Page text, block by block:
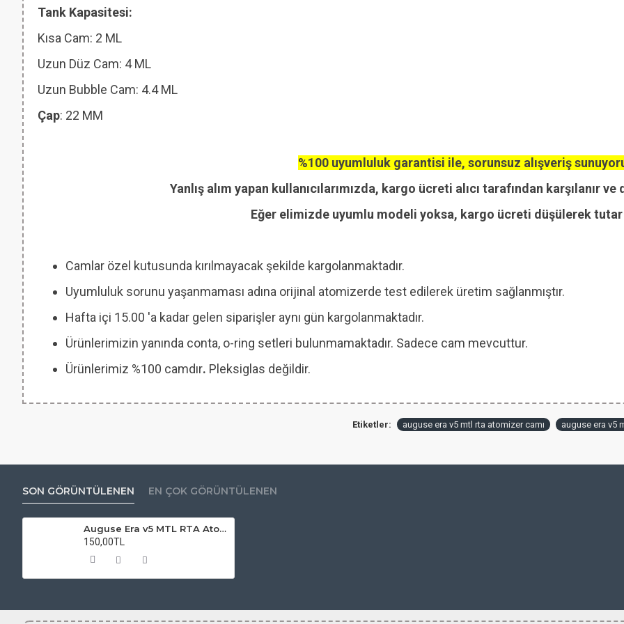
Tank Kapasitesi:
Kısa Cam: 2 ML
Uzun Düz Cam: 4 ML
Uzun Bubble Cam: 4.4 ML
Çap: 22 MM
%100 uyumluluk garantisi ile, sorunsuz alışveriş
Yanlış alım yapan kullanıcılarımızda, kargo ücreti alıcı tarafından karşılanır
Eğer elimizde uyumlu modeli yoksa, kargo ücreti düşülerek
Camlar özel kutusunda kırılmayacak şekilde kargolanmaktadır.
Uyumluluk sorunu yaşanmaması adına orijinal atomizerde test edilerek üretim sağlanmıştır.
Hafta içi 15.00 'a kadar gelen siparişler aynı gün kargolanmaktadır.
Ürünlerimizin yanında conta, o-ring setleri bulunmamaktadır. Sadece cam mevcuttur.
Ürünlerimiz %100 camdır. Pleksiglas değildir.
Etiketler: auguse era v5 mtl rta atomizer camı auguse era v5
SON GÖRÜNTÜLENEN EN ÇOK GÖRÜNTÜLENEN
Auguse Era v5 MTL RTA Atomizer Camı
150,00TL